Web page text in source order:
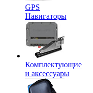
GPS
Навигаторы
Комплектующие
и аксессуары